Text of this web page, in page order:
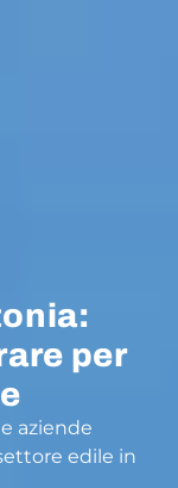
per
aziende
edile in